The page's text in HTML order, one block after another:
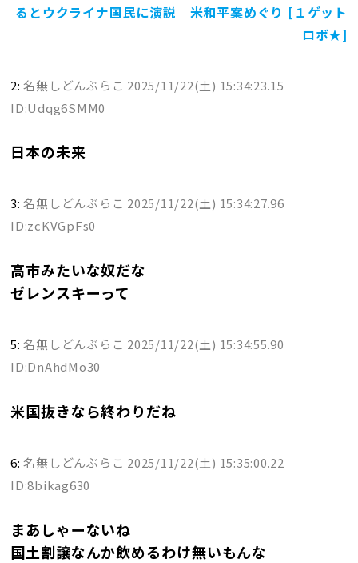
るとウクライナ国民に演説 米和平案めぐり [１ゲット
ロボ★]
2:名無しどんぶらこ 2025/11/22(土) 15:34:23.15
ID:Udqg6SMM0
日本の未来
3:名無しどんぶらこ 2025/11/22(土) 15:34:27.96
ID:zcKVGpFs0
高市みたいな奴だな
ゼレンスキーって
5:名無しどんぶらこ 2025/11/22(土) 15:34:55.90
ID:DnAhdMo30
米国抜きなら終わりだね
6:名無しどんぶらこ 2025/11/22(土) 15:35:00.22
ID:8bikag630
まあしゃーないね
国土割譲なんか飲めるわけ無いもんな